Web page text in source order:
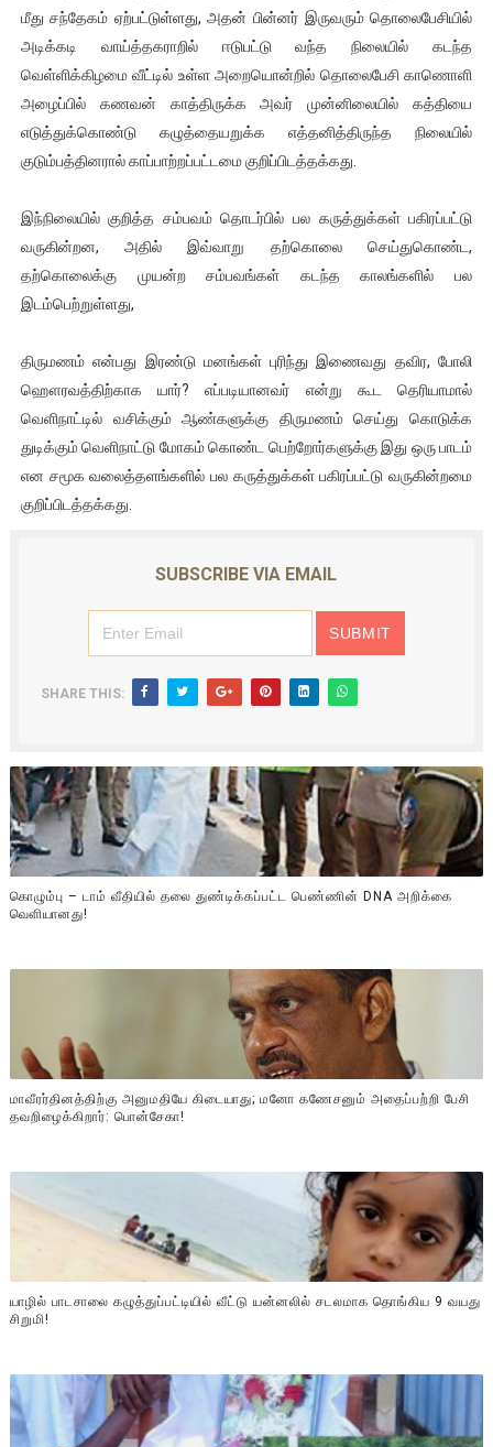
வலிமை தான் அஜித் திரைப்பயணத்திலே அதிக காலெக்ஷன் செய்த
மீது சந்தேகம் ஏற்பட்டுள்ளது, அதன் பின்னர் இருவரும் தொலைபேசியில்
அடிக்கடி வாய்த்தகராறில் ஈடுபட்டு வந்த நிலையில் கடந்த
வெள்ளிக்கிழமை வீட்டில் உள்ள அறையொன்றில் தொலைபேசி காணொளி
அழைப்பில் கணவன் காத்திருக்க அவர் முன்னிலையில் கத்தியை
எடுத்துக்கொண்டு கழுத்தையறுக்க எத்தனித்திருந்த நிலையில்
குடும்பத்தினரால் காப்பாற்றப்பட்டமை குறிப்பிடத்தக்கது.
இந்நிலையில் குறித்த சம்பவம் தொடர்பில் பல கருத்துக்கள் பகிரப்பட்டு
வருகின்றன, அதில் இவ்வாறு தற்கொலை செய்துகொண்ட,
தற்கொலைக்கு முயன்ற சம்பவங்கள் கடந்த காலங்களில் பல
இடம்பெற்றுள்ளது,
திருமணம் என்பது இரண்டு மனங்கள் புரிந்து இணைவது தவிர, போலி
ஹௌரவத்திற்காக யார்? எப்படியானவர் என்று கூட தெரியாமால்
வெளிநாட்டில் வசிக்கும் ஆண்களுக்கு திருமணம் செய்து கொடுக்க
துடிக்கும் வெளிநாட்டு மோகம் கொண்ட பெற்றோர்களுக்கு இது ஒரு பாடம்
என சமூக வலைத்தளங்களில் பல கருத்துக்கள் பகிரப்பட்டு வருகின்றமை
குறிப்பிடத்தக்கது.
SUBSCRIBE VIA EMAIL
SHARE THIS:
கொழும்பு – டாம் வீதியில் தலை துண்டிக்கப்பட்ட பெண்ணின் DNA அறிக்கை
வௌியானது!
மாவீரர்தினத்திற்கு அனுமதியே கிடையாது; மனோ கணேசனும் அதைப்பற்றி பேசி
தவறிழைக்கிறார்: பொன்சேகா!
யாழில் பாடசாலை கழுத்துப்பட்டியில் வீட்டு யன்னலில் சடலமாக தொங்கிய 9 வயது
சிறுமி!